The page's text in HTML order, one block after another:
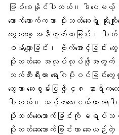
ဖြစ်စေနိုင်ပါတယ်။ ဒါပေမယ့်
ယောက်လောက်ကသာ ပိုးသတ်ဆေးရဲ့ ဆိုး
တွေကတော့ အနီကွက်ထခြင်း၊ ဓါတ်
ဝမ်းလျှောခြင်း၊ ဗိုက်အောင့်ခြင်
ပိုးသတ်ဆေး အလုပ်လုပ်ဖို့အတွက် ဘ
ဘက်တီးရီးယား ရောဂါပိုးဝင်ခြင်
တွေဟာ ဆေးစွမ်းပြဖို့ ၄၈ နာရီ
ပါတယ်။ သင့်ကလေးငယ်ဟာ ရောဂါ
ပိုးသတ်ဆေးသောက်ခြင်းကို မရပ်သ
ပိုးသတ်ဆေးသောက်ခြင်းဟာ ဆေးယဉ်